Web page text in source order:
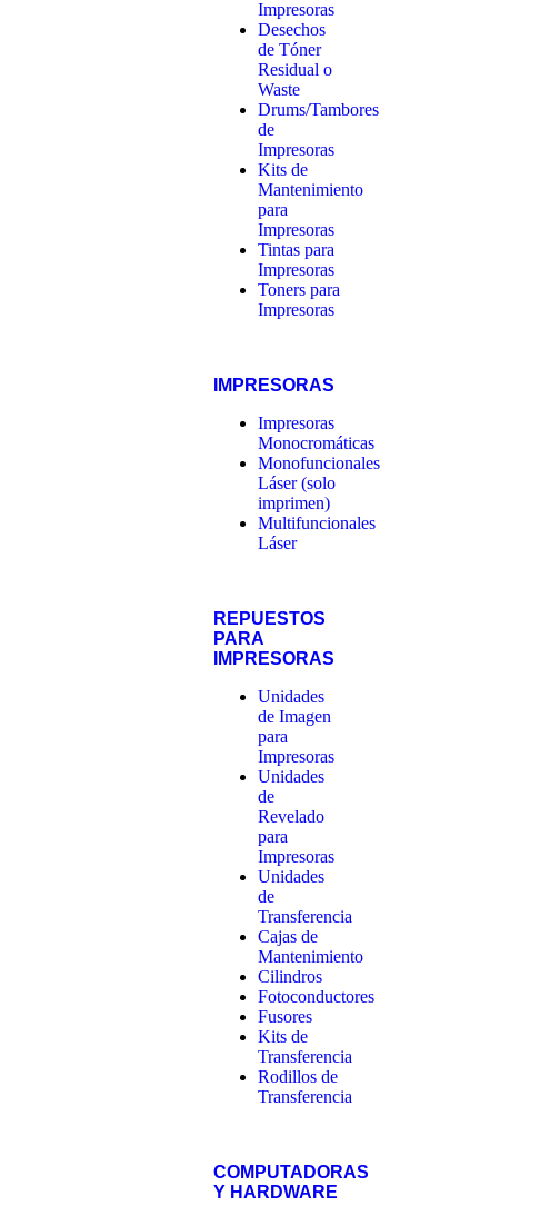
Impresoras
Desechos
de Tóner
Residual o
Waste
Drums/Tambores
de
Impresoras
Kits de
Mantenimiento
para
Impresoras
Tintas para
Impresoras
Toners para
Impresoras
IMPRESORAS
Impresoras
Monocromáticas
Monofuncionales
Láser (solo
imprimen)
Multifuncionales
Láser
REPUESTOS
PARA
IMPRESORAS
Unidades
de Imagen
para
Impresoras
Unidades
de
Revelado
para
Impresoras
Unidades
de
Transferencia
Cajas de
Mantenimiento
Cilindros
Fotoconductores
Fusores
Kits de
Transferencia
Rodillos de
Transferencia
COMPUTADORAS
Y HARDWARE